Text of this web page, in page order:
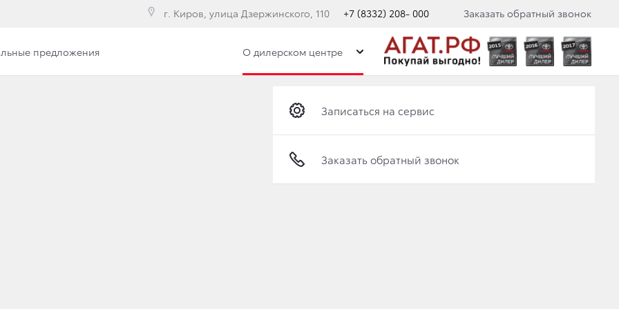
г. Киров, улица Дзержинского, 110 +7 (8332) 208- 000 Заказать обратный звонок
Записаться на сервис
Отправить заявку на Трейд-ин
предложения О дилерском центре
Записаться на сервис
Заказать обратный звонок
С МЕЧТЫ!